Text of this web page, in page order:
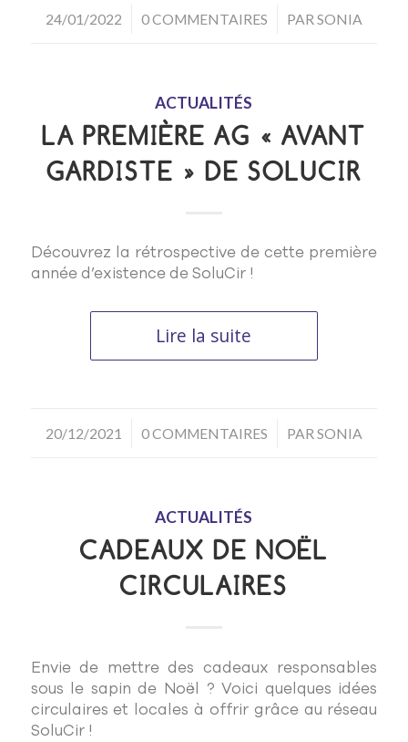
24/01/2022
/ 0 COMMENTAIRES
/ PAR SONIA
ACTUALITÉS
LA PREMIÈRE AG « AVANT
GARDISTE » DE SOLUCIR
Découvrez la rétrospective de cette première
année d’existence de SoluCir !
Lire la suite
20/12/2021
/ 0 COMMENTAIRES
/ PAR SONIA
ACTUALITÉS
CADEAUX DE NOËL
CIRCULAIRES
Envie de mettre des cadeaux responsables
sous le sapin de Noël ? Voici quelques idées
circulaires et locales à offrir grâce au réseau
SoluCir !